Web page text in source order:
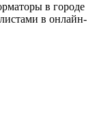
в городе
в онлайн-